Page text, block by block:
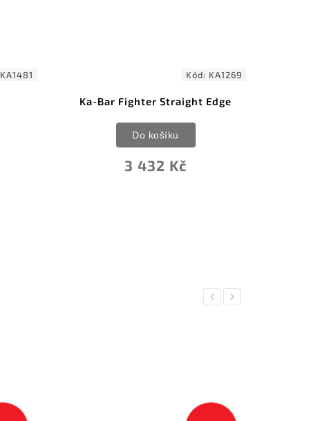
KA1481 Kód: KA1269
Ka-Bar Fighter Straight Edge
3 432 Kč
Do košíku
Previous
Next